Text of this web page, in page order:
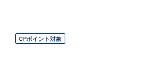
OPポイント対象